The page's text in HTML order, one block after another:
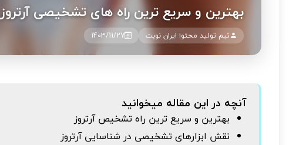
بهترین و سریع ترین راه های تشخیصی آرتروز
تیم تولید محتوا ایران نوبت 1403/11/27
آنچه در این مقاله میخوانید
بهترین و سریع ترین راه تشخیص آرتروز
نقش ابزارهای تشخیصی در شناسایی آرتروز